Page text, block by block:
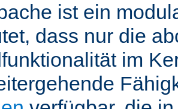
ist ein
dass nur die
im